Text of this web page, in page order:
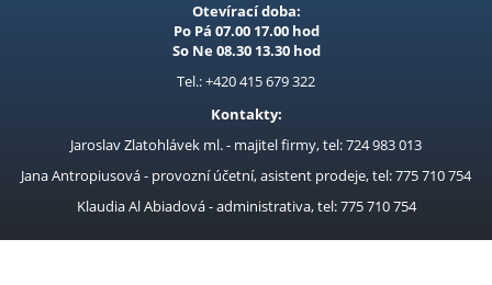
Otevírací doba:
Po Pá 07.00 17.00 hod
So Ne 08.30 13.30 hod
Tel.: +420 415 679 322
Kontakty:
Jaroslav Zlatohlávek ml. - majitel firmy, tel: 724 983 013
Jana Antropiusová - provozní účetní, asistent prodeje, tel: 775 710 754
Klaudia Al Abiadová - administrativa, tel: 775 710 754